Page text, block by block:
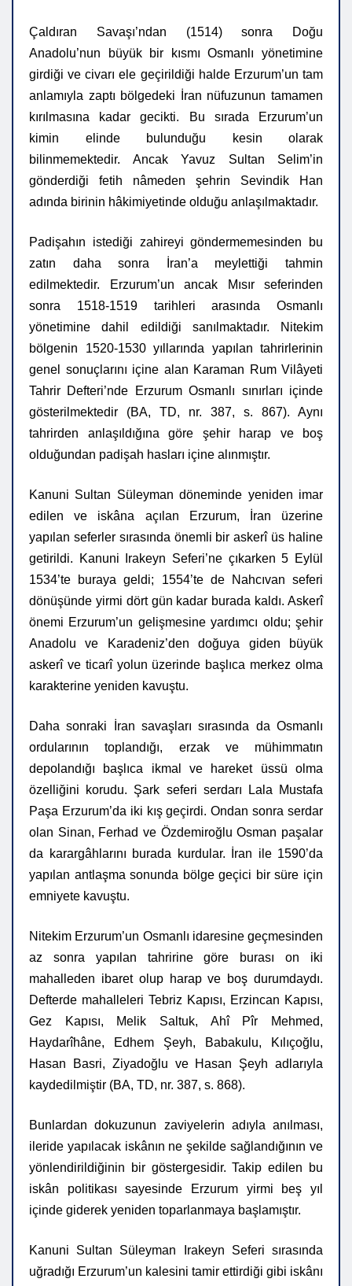
Çaldıran Savaşı’ndan (1514) sonra Doğu
Anadolu’nun büyük bir kısmı Osmanlı yönetimine
girdiği ve civarı ele geçirildiği halde Erzurum’un tam
anlamıyla zaptı bölgedeki İran nüfuzunun tamamen
kırılmasına kadar gecikti. Bu sırada Erzurum’un
kimin elinde bulunduğu kesin olarak
bilinmemektedir. Ancak Yavuz Sultan Selim’in
gönderdiği fetih nâmeden şehrin Sevindik Han
adında birinin hâkimiyetinde olduğu anlaşılmaktadır.
Padişahın istediği zahireyi göndermemesinden bu
zatın daha sonra İran’a meylettiği tahmin
edilmektedir. Erzurum’un ancak Mısır seferinden
sonra 1518-1519 tarihleri arasında Osmanlı
yönetimine dahil edildiği sanılmaktadır. Nitekim
bölgenin 1520-1530 yıllarında yapılan tahrirlerinin
genel sonuçlarını içine alan Karaman Rum Vilâyeti
Tahrir Defteri’nde Erzurum Osmanlı sınırları içinde
gösterilmektedir (BA, TD, nr. 387, s. 867). Aynı
tahrirden anlaşıldığına göre şehir harap ve boş
olduğundan padişah hasları içine alınmıştır.
Kanuni Sultan Süleyman döneminde yeniden imar
edilen ve iskâna açılan Erzurum, İran üzerine
yapılan seferler sırasında önemli bir askerî üs haline
getirildi. Kanuni Irakeyn Seferi’ne çıkarken 5 Eylül
1534’te buraya geldi; 1554’te de Nahcıvan seferi
dönüşünde yirmi dört gün kadar burada kaldı. Askerî
önemi Erzurum’un gelişmesine yardımcı oldu; şehir
Anadolu ve Karadeniz’den doğuya giden büyük
askerî ve ticarî yolun üzerinde başlıca merkez olma
karakterine yeniden kavuştu.
Daha sonraki İran savaşları sırasında da Osmanlı
ordularının toplandığı, erzak ve mühimmatın
depolandığı başlıca ikmal ve hareket üssü olma
özelliğini korudu. Şark seferi serdarı Lala Mustafa
Paşa Erzurum’da iki kış geçirdi. Ondan sonra serdar
olan Sinan, Ferhad ve Özdemiroğlu Osman paşalar
da karargâhlarını burada kurdular. İran ile 1590’da
yapılan antlaşma sonunda bölge geçici bir süre için
emniyete kavuştu.
Nitekim Erzurum’un Osmanlı idaresine geçmesinden
az sonra yapılan tahririne göre burası on iki
mahalleden ibaret olup harap ve boş durumdaydı.
Defterde mahalleleri Tebriz Kapısı, Erzincan Kapısı,
Gez Kapısı, Melik Saltuk, Ahî Pîr Mehmed,
Haydarîhâne, Edhem Şeyh, Babakulu, Kılıçoğlu,
Hasan Basri, Ziyadoğlu ve Hasan Şeyh adlarıyla
kaydedilmiştir (BA, TD, nr. 387, s. 868).
Bunlardan dokuzunun zaviyelerin adıyla anılması,
ileride yapılacak iskânın ne şekilde sağlandığının ve
yönlendirildiğinin bir göstergesidir. Takip edilen bu
iskân politikası sayesinde Erzurum yirmi beş yıl
içinde giderek yeniden toparlanmaya başlamıştır.
Kanuni Sultan Süleyman Irakeyn Seferi sırasında
uğradığı Erzurum’un kalesini tamir ettirdiği gibi iskânı